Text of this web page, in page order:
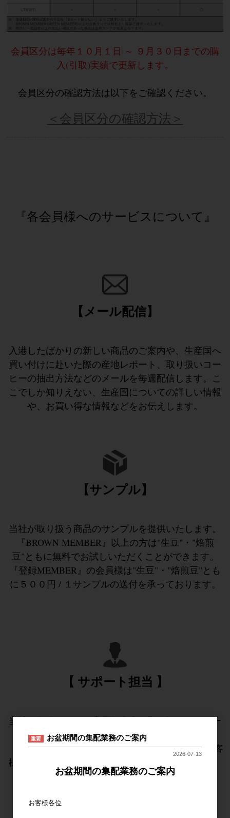
会員区分は毎年１０月１日 ～ ９月３０日までの購
入(引取)実績で更新します。
会員区分の確認方法は以下をご確認ください。
＜会員区分の確認方法＞
『各会員様へのサービスについて』
【メール配信】
入港したばかりの新しい商品のご案内や、生産国へ
買い付けに赴いた際の産地レポート、取り扱いコー
ヒーの抽出方法などのメールを毎週配信します。こ
こでしか知りえない、生産国についての詳しい情報
や、お買い得な情報などをお伝えします。
【サンプル】
当社が取り扱う商品のサンプルを提供いたします。
『BROWN MEMBER』以上の方は"生豆"・"焙煎
豆"ともに無料でお試しいただくことができます。
『登録MEMBER』の会員様は"生豆"・"焙煎豆"とも
に５００円 / １サンプルの送付を承っております。
【 サポート担当 】
当社に在籍している専属担当者が取り扱いコーヒー
豆についてのご相談にお応えします。
『GOLD MEMBER』以降は専属担当者が付き、お客
様のお悩みやご相談、ご要望などにお応えします。
重要 お盆期間の集配業務のご案内
2026-07-13
お盆期間の集配業務のご案内
お客様各位